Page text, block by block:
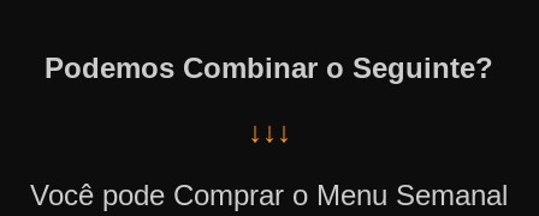
Podemos Combinar o Seguinte?
↓↓↓
Você pode Comprar o Menu Semanal